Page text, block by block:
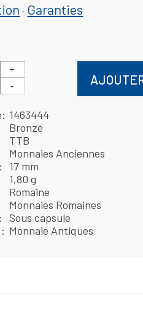
- Garanties
1463444
Bronze
TTB
Monnaies Anciennes
17 mm
1,80 g
Romaine
Monnaies Romaines
Sous capsule
Monnaie Antiques